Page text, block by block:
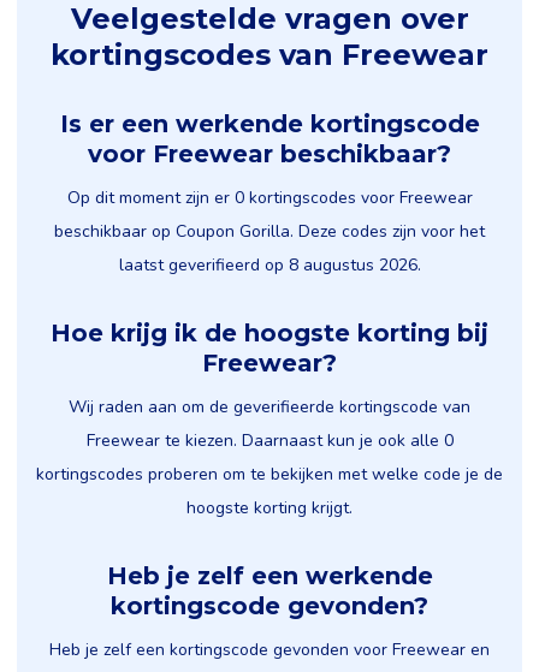
Veelgestelde vragen over
kortingscodes van Freewear
Is er een werkende kortingscode
voor Freewear beschikbaar?
Op dit moment zijn er 0 kortingscodes voor Freewear
beschikbaar op Coupon Gorilla. Deze codes zijn voor het
laatst geverifieerd op 8 augustus 2026.
Hoe krijg ik de hoogste korting bij
Freewear?
Wij raden aan om de geverifieerde kortingscode van
Freewear te kiezen. Daarnaast kun je ook alle 0
kortingscodes proberen om te bekijken met welke code je de
hoogste korting krijgt.
Heb je zelf een werkende
kortingscode gevonden?
Heb je zelf een kortingscode gevonden voor Freewear en